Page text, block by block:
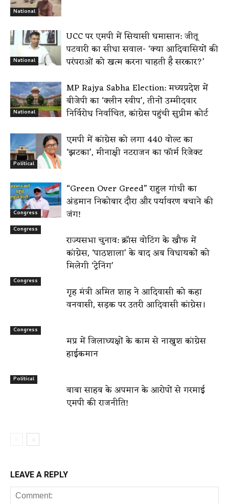
National
National
UCC पर एमपी में सियासी घमासान: जीतू
पटवारी का सीधा सवाल- ‘क्या आदिवासियों की
परंपराओं को खत्म करना चाहती है सरकार?’
National
MP Rajya Sabha Election: मध्यप्रदेश में
बीजेपी का ‘क्लीन स्वीप’, तीनों उम्मीदवार
निर्विरोध निर्वाचित, कांग्रेस पहुंची सुप्रीम कोर्ट
Political
एमपी में कांग्रेस को लगा 440 वोल्ट का
‘झटका’, मीनाक्षी नटराजन का फॉर्म रिजेक्ट
Congress
“Green Over Greed” राहुल गांधी का
अंडमान निकोबार दौरा और पर्यावरण बचाने की
जंग!
Congress
राज्यसभा चुनाव: क्रॉस वोटिंग के खौफ में
कांग्रेस, ‘पाठशाला’ के बाद अब विधायकों को
मिलेगी ‘ट्रेनिंग’
Congress
गृह मंत्री अमित शाह ने आदिवासी को कहा
वनवासी, सड़क पर उतरी आदिवासी कांग्रेस।
Congress
मप्र में जिलाध्यक्षों के काम से नाखुश कांग्रेस
हाईकमान
Political
बाबा साहब के अपमान के आरोपों से गरमाई
एमपी की राजनीति!
LEAVE A REPLY